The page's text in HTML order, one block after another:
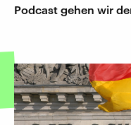
Podcast gehen wir